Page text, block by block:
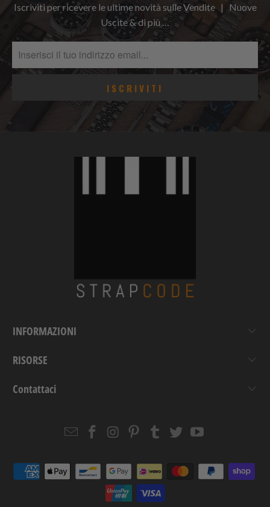
Iscriviti per ricevere le ultime novità sulle Vendite | Nuove
Uscite & di più …
INFORMAZIONI
RISORSE
Contattaci
EmailStrapcode
Facebook
Strapcode
Instagram
Strapcode
Pinterest
Strapcode
Tumblr
Strapcode
TwitterYouTube